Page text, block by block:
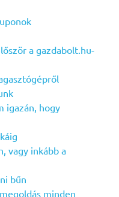
a gazdabolt.hu-
igazán, hogy
vagy inkább a
bűn
minden